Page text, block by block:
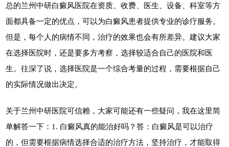
总的兰州中研白癜风医院在资质、收费、医生、设备、科室等方
面都具备一定的优点，可以为白癜风患者提供专业的诊疗服务。
但是，每个人的病情不同，治疗的效果也会有所差异。建议大家
在选择医院时，还是要多方考察，选择较适合自己的医院和医
生。往深了说，选择医院是一个综合考量的过程，需要根据自己
的实际情况做出决定。
关于兰州中研医院可信赖，大家可能还有一些疑问，我在这里简
单解答一下：1. 白癜风真的能治好吗？答：白癜风是可以治疗
的，但需要根据病情选择合适的治疗方法，坚持治疗，才能取得